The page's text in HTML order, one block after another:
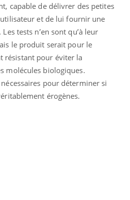
capable de délivrer des petites
et de lui fournir une
tests n’en sont qu’à leur
le produit serait pour le
résistant pour éviter la
molécules biologiques.
nécessaires pour déterminer si
érogènes.